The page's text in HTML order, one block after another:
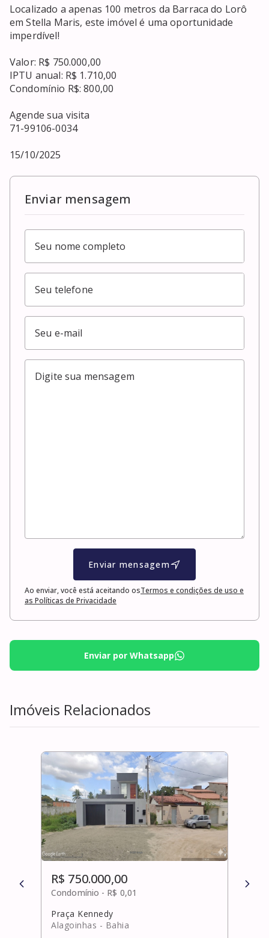
Localizado a apenas 100 metros da Barraca do Lorô
em Stella Maris, este imóvel é uma oportunidade
imperdível!
Valor: R$ 750.000,00
IPTU anual: R$ 1.710,00
Condomínio R$: 800,00
Agende sua visita
71-99106-0034
15/10/2025
Enviar mensagem
Enviar mensagem
Ao enviar, você está aceitando osTermos e condições de uso e
as Políticas de Privacidade
Enviar por Whatsapp
Imóveis Relacionados
R$ 750.000,00
Condomínio - R$ 0,01
Praça Kennedy
Alagoinhas - Bahia
R$